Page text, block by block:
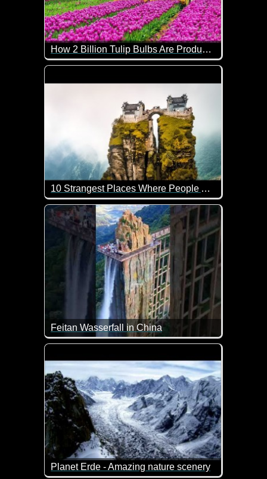
How 2 Billion Tulip Bulbs Are Produced and Harvested - Tulips Cultivation Technique in Green House
Die meisten der weltweit verkauften
10 Strangest Places Where People ACTUALLY Live
Die 10 merkwürdigsten Orte, an denen
Feitan Wasserfall in China
Solch einen Wasserfall sieht man auch nicht alle
Planet Erde - Amazing nature scenery